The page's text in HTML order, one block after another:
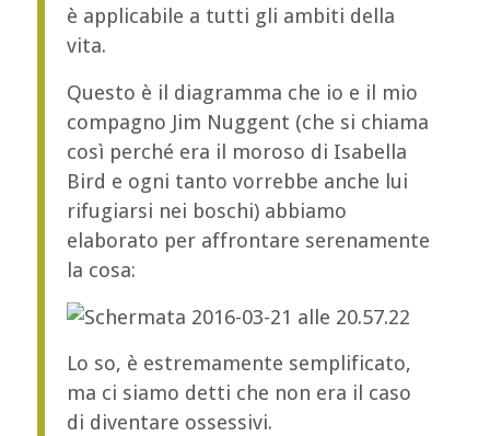
è applicabile a tutti gli ambiti della
vita.
Questo è il diagramma che io e il mio
compagno Jim Nuggent (che si chiama
così perché era il moroso di Isabella
Bird e ogni tanto vorrebbe anche lui
rifugiarsi nei boschi) abbiamo
elaborato per affrontare serenamente
la cosa:
Lo so, è estremamente semplificato,
ma ci siamo detti che non era il caso
di diventare ossessivi.